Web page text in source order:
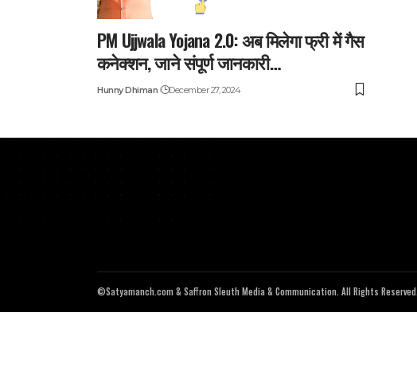
PM Ujjwala Yojana 2.0: अब मिलेगा फ्री में गैस
कनेक्शन, जाने संपूर्ण जानकारी…
Hunny Dhiman December 27, 2024
©Satyamanch.com & Saffron Sleuth Media & Communication. All Rights Reserved.